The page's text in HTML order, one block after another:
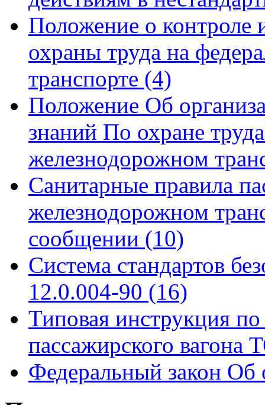
Положение о контроле
охраны труда на
транспорте (4)
Положение Об
знаний По охране
железнодорожном
Санитарные правила
железнодорожном
сообщении (10)
Система стандартов
12.0.004-90 (16)
Типовая инструкция
пассажирского
Федеральный закон